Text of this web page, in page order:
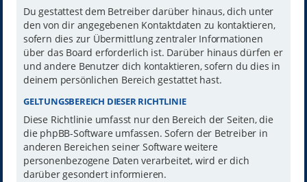
Du gestattest dem Betreiber darüber hinaus, dich unter
den von dir angegebenen Kontaktdaten zu kontaktieren,
sofern dies zur Übermittlung zentraler Informationen
über das Board erforderlich ist. Darüber hinaus dürfen er
und andere Benutzer dich kontaktieren, sofern du dies in
deinem persönlichen Bereich gestattet hast.
GELTUNGSBEREICH DIESER RICHTLINIE
Diese Richtlinie umfasst nur den Bereich der Seiten, die
die phpBB-Software umfassen. Sofern der Betreiber in
anderen Bereichen seiner Software weitere
personenbezogene Daten verarbeitet, wird er dich
darüber gesondert informieren.